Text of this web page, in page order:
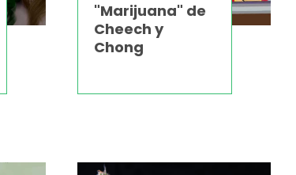
"Marijuana" de
Cheech y
Chong